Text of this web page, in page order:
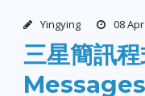
Yingying 08
三星簡訊
Messages